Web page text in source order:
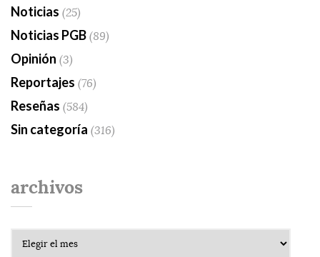
Noticias (25)
Noticias PGB(89)
Opinión (3)
Reportajes (76)
Reseñas (584)
Sin categoría (316)
archivos